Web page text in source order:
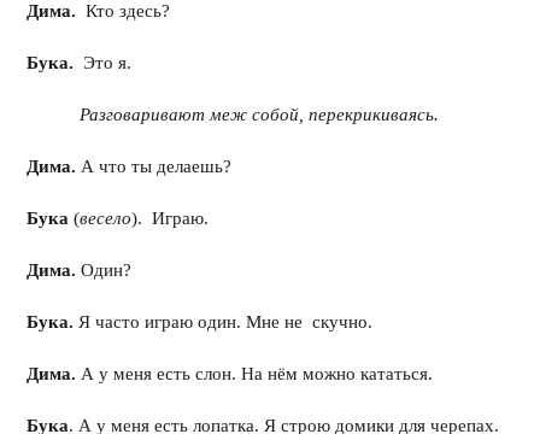
Дима. Кто здесь?
Бука. Это я.
Разговаривают меж собой, перекрикиваясь.
Дима. А что ты делаешь?
Бука (весело). Играю.
Дима. Один?
Бука. Я часто играю один. Мне не скучно.
Дима. А у меня есть слон. На нём можно кататься.
Бука. А у меня есть лопатка. Я строю домики для черепах.